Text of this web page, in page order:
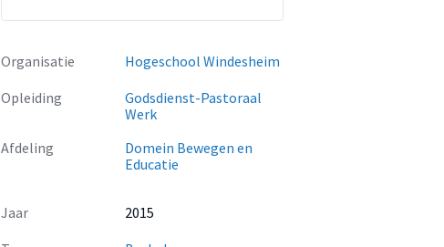
Organisatie
Hogeschool Windesheim
Opleiding
Godsdienst-Pastoraal
Werk
Afdeling
Domein Bewegen en
Educatie
Jaar
2015